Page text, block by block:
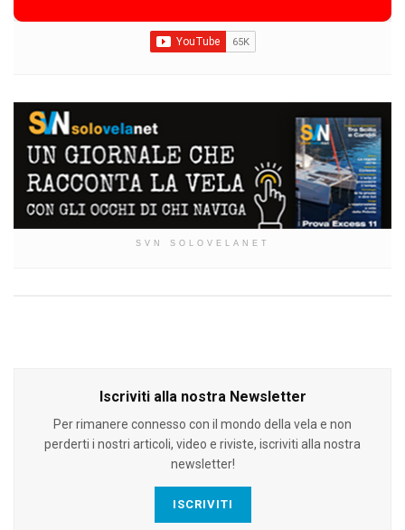
SVN SOLOVELANET
Iscriviti alla nostra Newsletter
Per rimanere connesso con il mondo della vela e non
perderti i nostri articoli, video e riviste, iscriviti alla nostra
newsletter!
ISCRIVITI